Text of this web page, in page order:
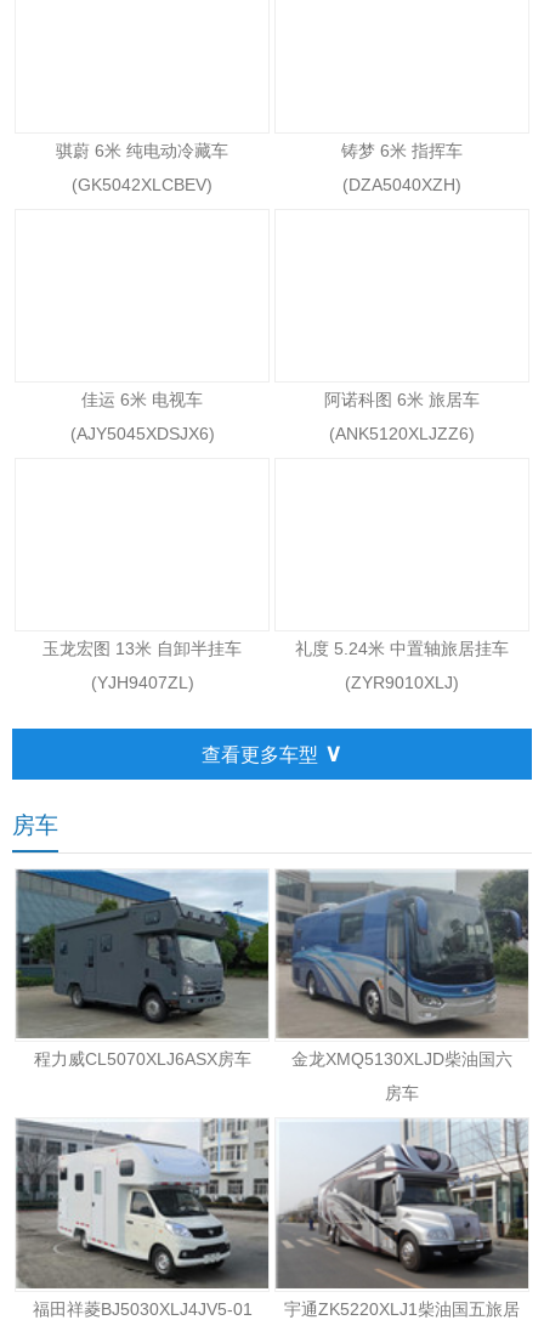
骐蔚 6米 纯电动冷藏车
(GK5042XLCBEV)
铸梦 6米 指挥车
(DZA5040XZH)
佳运 6米 电视车
(AJY5045XDSJX6)
阿诺科图 6米 旅居车
(ANK5120XLJZZ6)
玉龙宏图 13米 自卸半挂车
(YJH9407ZL)
礼度 5.24米 中置轴旅居挂车
(ZYR9010XLJ)
查看更多车型 ∨
房车
程力威CL5070XLJ6ASX房车
金龙XMQ5130XLJD柴油国六
房车
福田祥菱BJ5030XLJ4JV5-01
宇通ZK5220XLJ1柴油国五旅居